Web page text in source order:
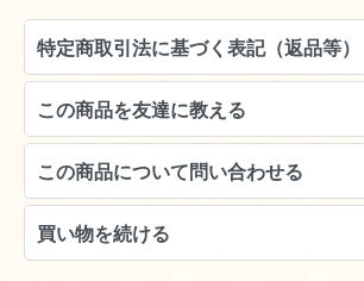
特定商取引法に基づく表記（返品等）
この商品を友達に教える
この商品について問い合わせる
買い物を続ける